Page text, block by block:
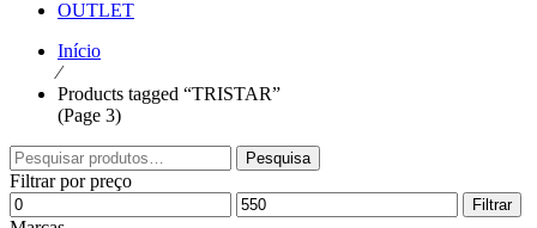
OUTLET
Início
⁄
Products tagged “TRISTAR”
(Page 3)
Pesquisar
por:
Pesquisa
Filtrar por preço
Preço
mínimo
Preço
máximo
Filtrar